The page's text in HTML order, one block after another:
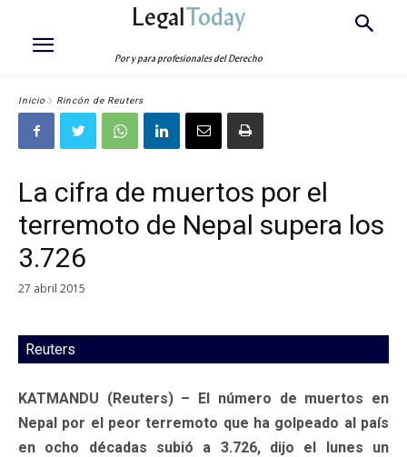
LegalToday
Por y para profesionales del Derecho
Inicio Rincón de Reuters
La cifra de muertos por el
terremoto de Nepal supera los
3.726
27 abril 2015
Reuters
KATMANDU (Reuters) – El número de muertos en
Nepal por el peor terremoto que ha golpeado al país
en ocho décadas subió a 3.726, dijo el lunes un